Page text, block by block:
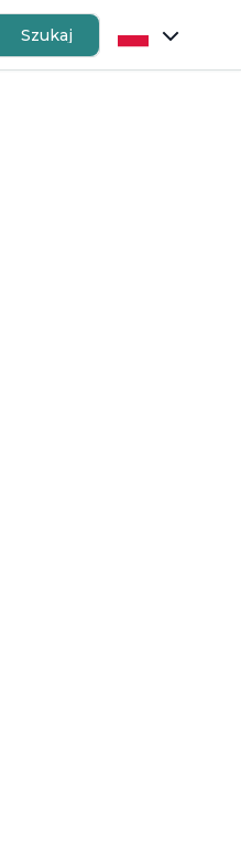
Szukaj